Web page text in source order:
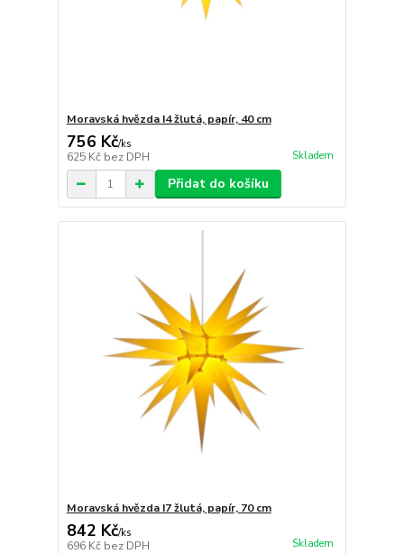
Moravská hvězda I4 žlutá, papír, 40 cm
756 Kč/ks
625 Kč bez DPH Skladem
Přidat do košíku
Moravská hvězda I7 žlutá, papír, 70 cm
842 Kč/ks
696 Kč bez DPH Skladem